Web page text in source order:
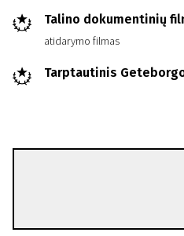
Talino dokumentinių
atidarymo filmas
Tarptautinis